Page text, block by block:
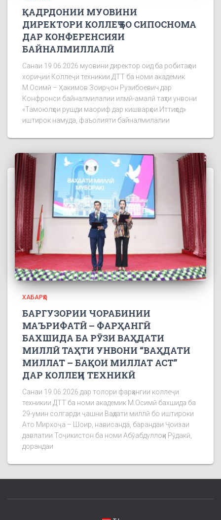
ҚАДРДОНИИ МУОВИНИ
ДИРЕКТОРИ КОЛЛЕҶ БО СИПОСНОМА
ДАР КОНФЕРЕНСИЯИ
БАЙНАЛМИЛЛАЛӢ
Санаи 19.06.2026 муовини директор оид ба робитаҳои
хориҷии Коллеҷи техникии ДТТ ба номи академик
М.Осимӣ – Ҳакимов Зоирҷон Рузибоевич дар
Конфронси байналмилалии илмӣ-амалӣ таҳти унвони
«Тамоюлҳои рушди маориф дар кишварҳои Иттиҳод»
иштирок намуда, фаъолияти байналмилалии
ХАБАРҲО
БАРГУЗОРИИ ЧОРАБИНИИ
МАЪРИФАТӢ – ФАРҲАНГӢ
БАХШИДА БА РӮЗИ ВАҲДАТИ
МИЛЛӢ ТАҲТИ УНВОНИ “ВАҲДАТИ
МИЛЛАТ – БАҚОИ МИЛЛАТ АСТ”
ДАР КОЛЛЕҶИ ТЕХНИКӢ
Санаи 19.06.2026 дар толори фарҳангии коллеҷи
техникии ДТТ ба номи академик М.Осимӣ бахшида ба
29-умин солгарди ҷашни Ваҳдати миллӣ бо иштироки
Ато Мирхоҷа – Шоир, нависанда, барандаи Ҷоизаи
давлатии Тоҷикистон ба номи Абӯабдуллоҳи Рӯдакӣ,
дорандаи